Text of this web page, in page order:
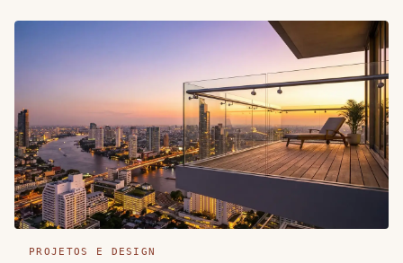
PROJETOS E DESIGN